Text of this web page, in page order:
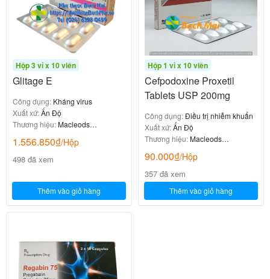
Hộp 3 vỉ x 10 viên
Glitage E
Công dụng: Kháng virus
Xuất xứ:Ấn Độ
Thương hiệu:Macleods
1.556.850₫/Hộp
498 đã xem
Thêm vào giỏ hàng
Hộp 1 vỉ x 10 viên
Cefpodoxine Proxetil
Tablets USP 200mg
Công dụng:Điều trị nhiễm khuẩn
Xuất xứ:Ấn Độ
Thương hiệu:Macleods
90.000₫/Hộp
357 đã xem
Thêm vào giỏ hàng